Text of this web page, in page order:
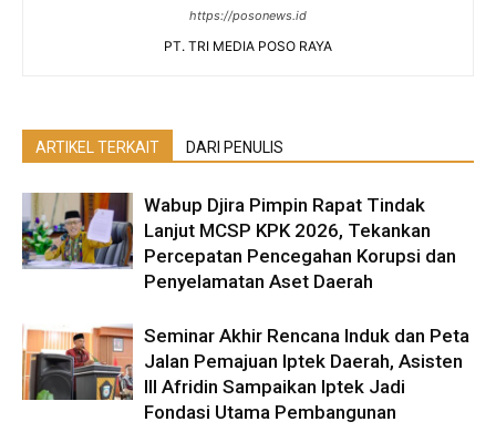
https://posonews.id
PT. TRI MEDIA POSO RAYA
ARTIKEL TERKAIT DARI PENULIS
Wabup Djira Pimpin Rapat Tindak
Lanjut MCSP KPK 2026, Tekankan
Percepatan Pencegahan Korupsi dan
Penyelamatan Aset Daerah
Seminar Akhir Rencana Induk dan Peta
Jalan Pemajuan Iptek Daerah, Asisten
III Afridin Sampaikan Iptek Jadi
Fondasi Utama Pembangunan